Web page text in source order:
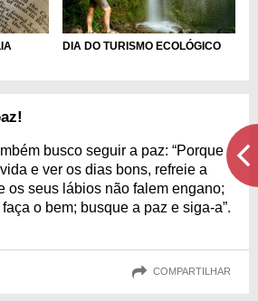
DIA DO TURISMO ECOLÓGICO
busco seguir a paz: “Porque
e ver os dias bons, refreie a
os seus lábios não falem engano;
o bem; busque a paz e siga-a”.
COMPARTILHAR